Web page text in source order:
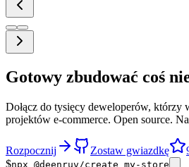
Gotowy zbudować coś
Dołącz do tysięcy deweloperów, którzy
projektów e-commerce. Open source.
Rozpocznij Zostaw gwiazdkę
$npx @deenruv/create my-store